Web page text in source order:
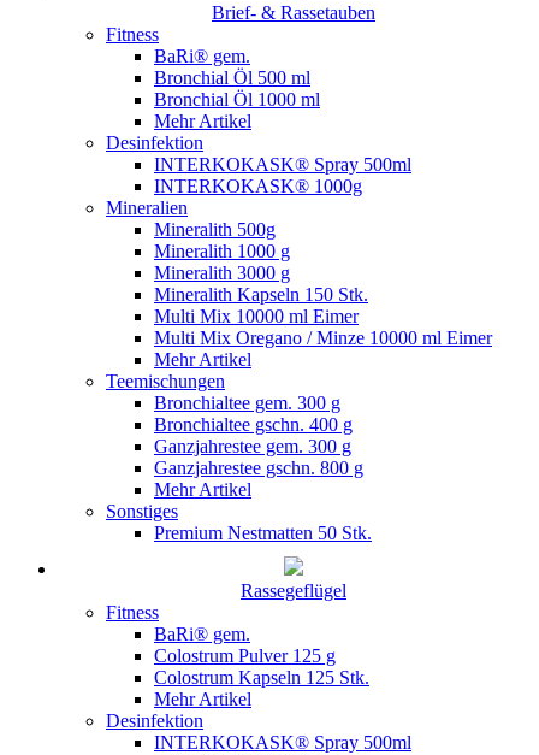
Brief- & Rassetauben
Fitness
BaRi® gem.
Bronchial Öl 500 ml
Bronchial Öl 1000 ml
Mehr Artikel
Desinfektion
INTERKOKASK® Spray 500ml
INTERKOKASK® 1000g
Mineralien
Mineralith 500g
Mineralith 1000 g
Mineralith 3000 g
Mineralith Kapseln 150 Stk.
Multi Mix 10000 ml Eimer
Multi Mix Oregano / Minze 10000 ml Eimer
Mehr Artikel
Teemischungen
Bronchialtee gem. 300 g
Bronchialtee gschn. 400 g
Ganzjahrestee gem. 300 g
Ganzjahrestee gschn. 800 g
Mehr Artikel
Sonstiges
Premium Nestmatten 50 Stk.
Rassegeflügel
Fitness
BaRi® gem.
Colostrum Pulver 125 g
Colostrum Kapseln 125 Stk.
Mehr Artikel
Desinfektion
INTERKOKASK® Spray 500ml